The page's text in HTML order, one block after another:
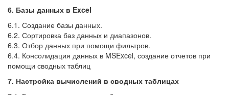
6. Базы данных в Excel
6.1. Создание базы данных.
6.2. Сортировка баз данных и диапазонов.
6.3. Отбор данных при помощи фильтров.
6.4. Консолидация данных в MSExcel, создание отчетов при
помощи сводных таблиц
7. Настройка вычислений в сводных таблицах